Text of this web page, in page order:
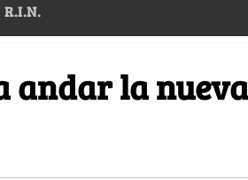
R.I.N.
andar la